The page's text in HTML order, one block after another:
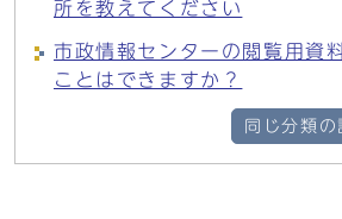
所を教えてください
市政情報センターの閲覧用資
ことはできますか？
同じ分類